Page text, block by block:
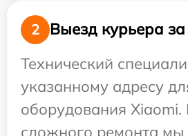
2
Выезд курьера
Технический
указанному адресу
оборудования Xiaomi.
сложного ремонта мы